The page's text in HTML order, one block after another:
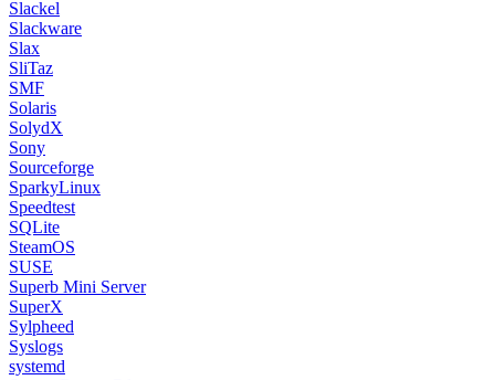
Slackel
Slackware
Slax
SliTaz
SMF
Solaris
SolydX
Sony
Sourceforge
SparkyLinux
Speedtest
SQLite
SteamOS
SUSE
Superb Mini Server
SuperX
Sylpheed
Syslogs
systemd